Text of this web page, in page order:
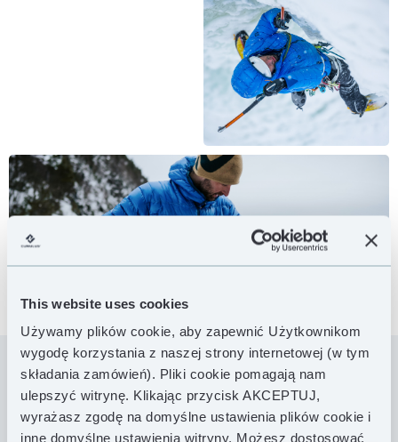
This website uses cookies
Używamy plików cookie, aby zapewnić Użytkownikom
wygodę korzystania z naszej strony internetowej (w tym
składania zamówień). Pliki cookie pomagają nam
ulepszyć witrynę. Klikając przycisk AKCEPTUJ,
wyrażasz zgodę na domyślne ustawienia plików cookie i
inne domyślne ustawienia witryny. Możesz dostosować
Incredilite łączy w sobie nowoczesne materiały ze
wszystkimi cechami klasycznej outdoorowej kurtki